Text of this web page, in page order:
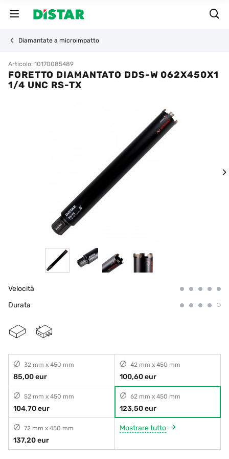
Diamantate a microimpatto
Articolo: 10170085489
FORETTO DIAMANTATO DDS-W 062X450X1
1/4 UNC RS-TX
Velocità
Durata
32 mm x 450 mm
85,00 eur
42 mm x 450 mm
100,60 eur
52 mm x 450 mm
104,70 eur
62 mm x 450 mm
123,50 eur
72 mm x 450 mm
137,20 eur
Mostrare tutto